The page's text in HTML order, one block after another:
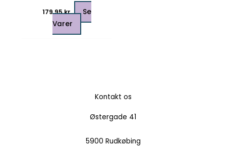
179,95kr.
Se
Varer
Kontakt os
Østergade 41
5900 Rudkøbing